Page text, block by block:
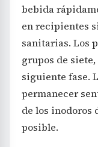
bebida
en recipientes
sanitarias. Los
grupos de
siguiente fase.
permanecer
de los inodoros
posible.